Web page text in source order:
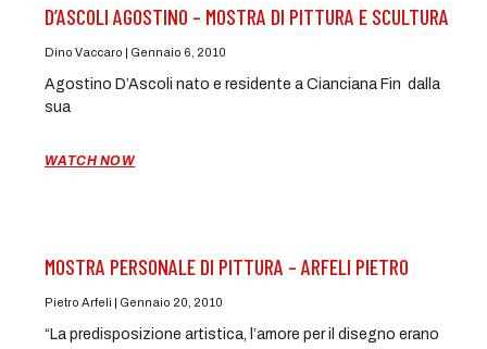
D’ASCOLI AGOSTINO – MOSTRA DI PITTURA E SCULTURA
Dino Vaccaro Gennaio 6, 2010
Agostino D’Ascoli nato e residente a Cianciana Fin dalla
sua
WATCH NOW
MOSTRA PERSONALE DI PITTURA – ARFELI PIETRO
Pietro Arfeli Gennaio 20, 2010
“La predisposizione artistica, l’amore per il disegno erano